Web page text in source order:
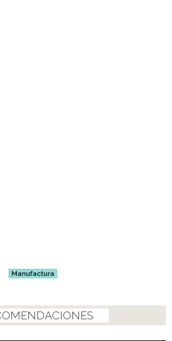
Manufactura